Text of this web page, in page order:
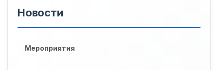
Новости
Мероприятия